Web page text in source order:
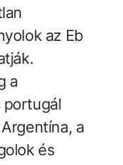
az Eb
a
portugál
a
és